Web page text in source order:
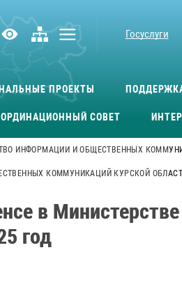
Госуслуги
ПРОЕКТЫ
СОВЕТ
ИНФОРМАЦИИ И ОБЩЕСТВЕННЫХ
КОММУНИКАЦИЙ КУРСКОЙ
в
год